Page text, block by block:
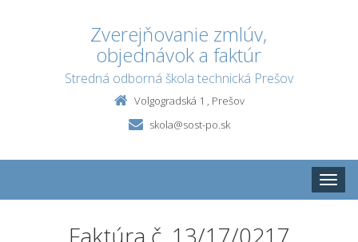
Zverejňovanie zmlúv,
objednávok a faktúr
Stredná odborná škola technická Prešov
Volgogradská 1 , Prešov
skola@sost-po.sk
Toggle
Faktúra č. 13/17/0217